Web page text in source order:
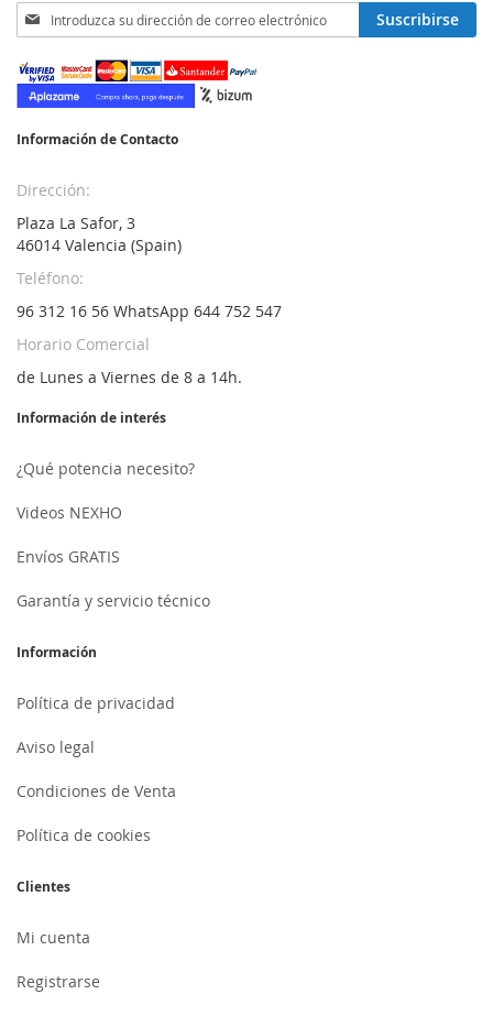
Inscríbase
a
nuestro
boletín
de
Suscribirse
Información de Contacto
Dirección:
Plaza La Safor, 3
46014 Valencia (Spain)
Teléfono:
96 312 16 56 WhatsApp 644 752 547
Horario Comercial
de Lunes a Viernes de 8 a 14h.
Información de interés
¿Qué potencia necesito?
Videos NEXHO
Envíos GRATIS
Garantía y servicio técnico
Información
Política de privacidad
Aviso legal
Condiciones de Venta
Política de cookies
Clientes
Mi cuenta
Registrarse